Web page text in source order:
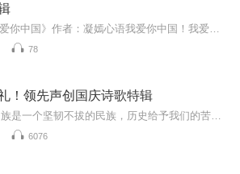
78
！领先声创国庆诗歌特辑
6076